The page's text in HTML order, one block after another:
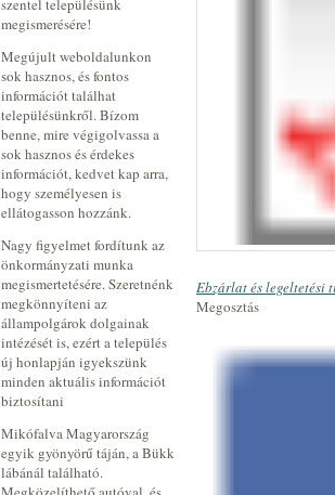
szentel településünk
megismerésére!
Megújult weboldalunkon
sok hasznos, és fontos
információt találhat
településünkről. Bízom
benne, mire végigolvassa a
sok hasznos és érdekes
információt, kedvet kap arra,
hogy személyesen is
ellátogasson hozzánk.
Nagy figyelmet fordítunk az
önkormányzati munka
megismertetésére. Szeretnénk
megkönnyíteni az
állampolgárok dolgainak
intézését is, ezért a település
új honlapján igyekszünk
minden aktuális információt
biztosítani
Mikófalva Magyarország
egyik gyönyörű táján, a Bükk
lábánál található.
Ebzárlat és legeltetési
Megosztás